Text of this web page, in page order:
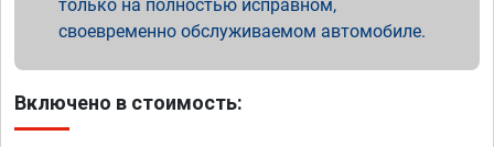
только на полностью исправном,
своевременно обслуживаемом автомобиле.
Включено в стоимость: